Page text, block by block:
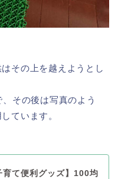
その上を越えようとし
その後は写真のよう
ています。
育て便利グッズ】100均